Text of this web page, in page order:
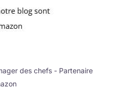
des chefs - Partenaire